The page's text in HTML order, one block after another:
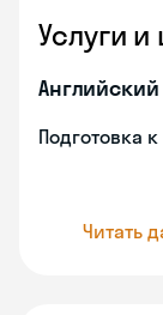
Услуги
Подготовка к
Читать